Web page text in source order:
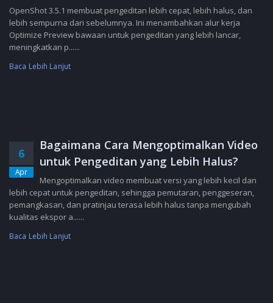
OpenShot 3.5.1 membuat pengeditan lebih cepat, lebih halus, dan
lebih sempurna dari sebelumnya. Ini menambahkan alur kerja
Optimize Preview bawaan untuk pengeditan yang lebih lancar,
meningkatkan p......
Baca Lebih Lanjut
6
Apr
Bagaimana Cara Mengoptimalkan Video
untuk Pengeditan yang Lebih Halus?
Mengoptimalkan video membuat versi yang lebih kecil dan
lebih cepat untuk pengeditan, sehingga pemutaran, penggeseran,
pemangkasan, dan pratinjau terasa lebih halus tanpa mengubah
kualitas ekspor a......
Baca Lebih Lanjut